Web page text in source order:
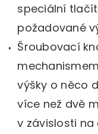
speciální
požadované
Šroubovací
výšky o něco
více než dvě
v závislosti